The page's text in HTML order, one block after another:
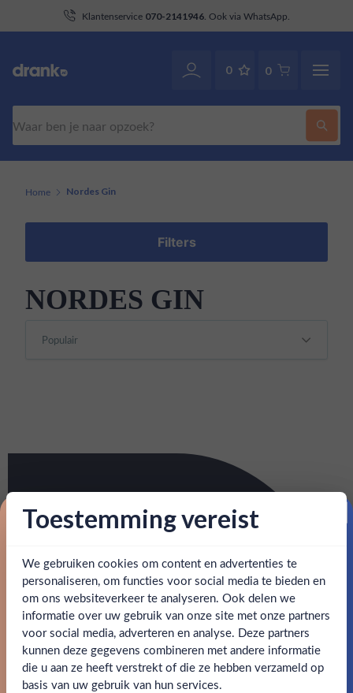
Klantenservice 070-2141946. Ook via WhatsApp.
0 0
Ben jij 18 jaar of ouder?
Ja Nee
Home Nordes Gin
Filters
NORDES GIN
Toestemming vereist
We gebruiken cookies om content en advertenties te
personaliseren, om functies voor social media te bieden en
om ons websiteverkeer te analyseren. Ook delen we
informatie over uw gebruik van onze site met onze partners
voor social media, adverteren en analyse. Deze partners
kunnen deze gegevens combineren met andere informatie
die u aan ze heeft verstrekt of die ze hebben verzameld op
basis van uw gebruik van hun services.
Proost op je eerste korting!
Schrijf je in en ontvang direct 5% korting op je eerste
bestelling.
Email
Claim mijn korting